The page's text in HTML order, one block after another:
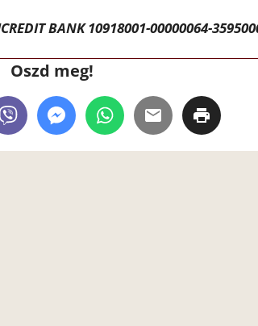
BANK 10918001-00000064-
Oszd meg!